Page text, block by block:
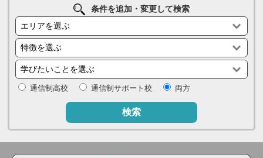
条件を追加・変更して検索
通信制高校 通信制サポート校 両方
検索